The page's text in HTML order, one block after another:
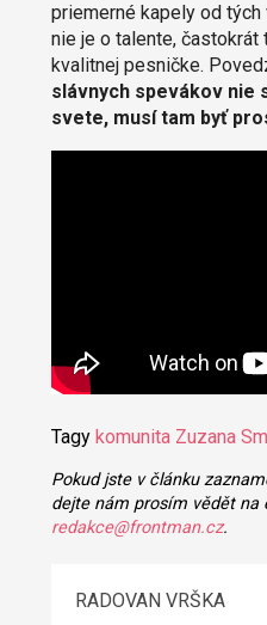
priemerné kapely od
nie je o talente, častokrát
kvalitnej pesničke.
slávnych spevákov nie
svete, musí tam byť
Tagy komunita Zuzana
Pokud jste v článku
dejte nám prosím vědět na
redakce@frontman.cz.
RADOVAN VRŠKA